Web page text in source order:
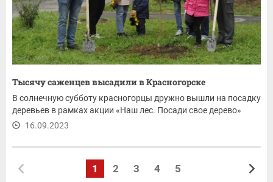
Тысячу саженцев высадили в Красногорске
В солнечную субботу красногорцы дружно вышли на посадку
деревьев в рамках акции «Наш лес. Посади свое дерево»
16.09.2023
1 2 3 4 5